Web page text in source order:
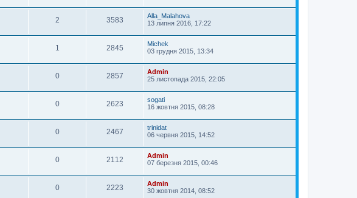
2 3583
Alla_Malahova
13 липня 2016, 17:22
1 2845
Michek
03 грудня 2015, 13:34
0 2857
Admin
25 листопада 2015, 22:05
0 2623
sogati
16 жовтня 2015, 08:28
0 2467
trinidat
06 червня 2015, 14:52
0 2112
Admin
07 березня 2015, 00:46
0 2223
Admin
30 жовтня 2014, 08:52